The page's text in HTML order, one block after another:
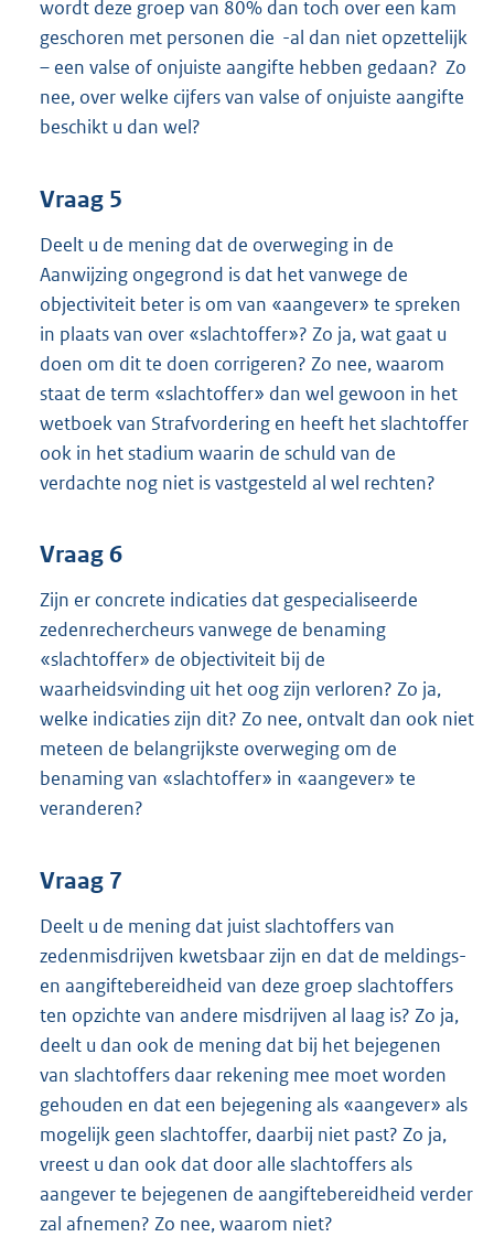
wordt deze groep van 80% dan toch over een kam
geschoren met personen die -al dan niet opzettelijk
– een valse of onjuiste aangifte hebben gedaan? Zo
nee, over welke cijfers van valse of onjuiste aangifte
beschikt u dan wel?
Vraag 5
Deelt u de mening dat de overweging in de
Aanwijzing ongegrond is dat het vanwege de
objectiviteit beter is om van «aangever» te spreken
in plaats van over «slachtoffer»? Zo ja, wat gaat u
doen om dit te doen corrigeren? Zo nee, waarom
staat de term «slachtoffer» dan wel gewoon in het
wetboek van Strafvordering en heeft het slachtoffer
ook in het stadium waarin de schuld van de
verdachte nog niet is vastgesteld al wel rechten?
Vraag 6
Zijn er concrete indicaties dat gespecialiseerde
zedenrechercheurs vanwege de benaming
«slachtoffer» de objectiviteit bij de
waarheidsvinding uit het oog zijn verloren? Zo ja,
welke indicaties zijn dit? Zo nee, ontvalt dan ook niet
meteen de belangrijkste overweging om de
benaming van «slachtoffer» in «aangever» te
veranderen?
Vraag 7
Deelt u de mening dat juist slachtoffers van
zedenmisdrijven kwetsbaar zijn en dat de meldings-
en aangiftebereidheid van deze groep slachtoffers
ten opzichte van andere misdrijven al laag is? Zo ja,
deelt u dan ook de mening dat bij het bejegenen
van slachtoffers daar rekening mee moet worden
gehouden en dat een bejegening als «aangever» als
mogelijk geen slachtoffer, daarbij niet past? Zo ja,
vreest u dan ook dat door alle slachtoffers als
aangever te bejegenen de aangiftebereidheid verder
zal afnemen? Zo nee, waarom niet?